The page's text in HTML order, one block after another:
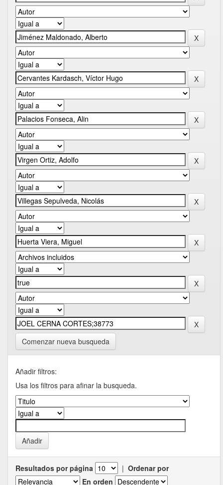
Comenzar nueva busqueda
Añadir filtros:
Usa los filtros para afinar la busqueda.
Resultados por página | Ordenar por
En orden